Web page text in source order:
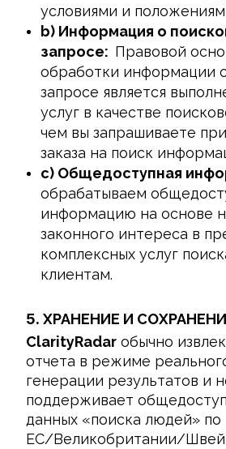
условиями и
b) Информация о
запросе: Правовой
обработки информации
запросе является
услуг в качестве
чем вы запрашиваете
заказа на поиск
c) Общедоступная
обрабатываем
информацию на основе
законного интереса в
комплексных услуг
клиентам.
5. ХРАНЕНИЕ И
ClarityRadar обычно
отчета в режиме
генерации результатов и
поддерживает
данных «поиска людей» по
ЕС/Великобритании/